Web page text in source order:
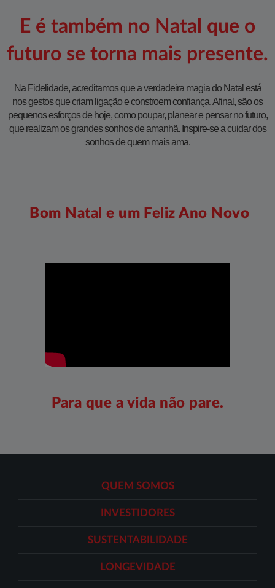
E é também no Natal que o
futuro se torna mais presente.
Na Fidelidade, acreditamos que a verdadeira magia do Natal está
nos gestos que criam ligação e constroem confiança. Afinal, são os
pequenos esforços de hoje, como poupar, planear e pensar no futuro,
que realizam os grandes sonhos de amanhã. Inspire-se a cuidar dos
sonhos de quem mais ama.
Bom Natal e um Feliz Ano Novo
Para que a vida não pare.
QUEM SOMOS
INVESTIDORES
SUSTENTABILIDADE
LONGEVIDADE